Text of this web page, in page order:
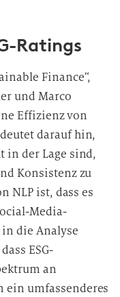
Ratings
Finance“,
und Marco
Effizienz von
darauf hin,
in der Lage sind,
Konsistenz zu
NLP ist, dass es
Media-
die Analyse
ESG-
an
ein umfassenderes